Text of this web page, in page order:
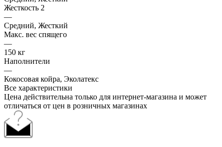
Жесткость 2
—
Средний, Жесткий
Макс. вес спящего
—
150 кг
Наполнители
—
Кокосовая койра, Эколатекс
Все характеристики
Цена действительна только для интернет-магазина и может
отличаться от цен в розничных магазинах